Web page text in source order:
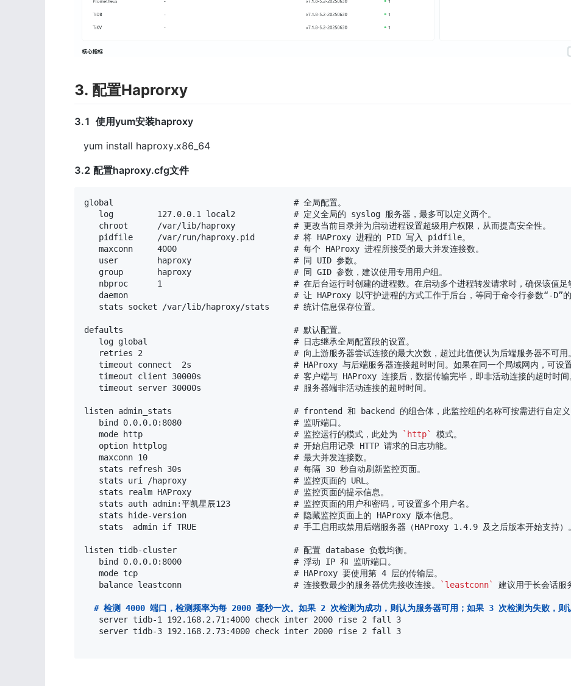
3. 配置Haprorxy
3.1  使用yum安装haproxy
   yum install haproxy.x86_64
3.2 配置haproxy.cfg文件
global                                     # 全局配置。
   log         127.0.0.1 local2            # 定义全局的 syslog 服务器，最多可以定义两个。
   chroot      /var/lib/haproxy            # 更改当前目录并为启动进程设置超级用户权限，从而提高安全性。
   pidfile     /var/run/haproxy.pid        # 将 HAProxy 进程的 PID 写入 pidfile。
   maxconn     4000                        # 每个 HAProxy 进程所接受的最大并发连接数。
   user        haproxy                     # 同 UID 参数。
   group       haproxy                     # 同 GID 参数，建议使用专用用户组。
nbproc      1                           # 在后台运行时创建的进程数。在启动多个进程转发请求时，确保该值足
daemon                                  # 让 HAProxy 以守护进程的方式工作于后台，等同于命令行参数“-D”的
   stats socket /var/lib/haproxy/stats     # 统计信息保存位置。
defaults                                   # 默认配置。
   log global                              # 日志继承全局配置段的设置。
   retries 2                               # 向上游服务器尝试连接的最大次数，超过此值便认为后端服务器不可用。
timeout connect  2s                     # HAProxy 与后端服务器连接超时时间。如果在同一个局域网内，可设置
timeout client 30000s                   # 客户端与 HAProxy 连接后，数据传输完毕，即非活动连接的超时时间
   timeout server 30000s                   # 服务器端非活动连接的超时时间。
listen admin_stats                         # frontend 和 backend 的组合体，此监控组的名称可按需进行自定义
   bind 0.0.0.0:8080                       # 监听端口。
   mode http                               # 监控运行的模式，此处为
`http`
模式。
   option httplog                          # 开始启用记录 HTTP 请求的日志功能。
   maxconn 10                              # 最大并发连接数。
   stats refresh 30s                       # 每隔 30 秒自动刷新监控页面。
   stats uri /haproxy                      # 监控页面的 URL。
   stats realm HAProxy                     # 监控页面的提示信息。
   stats auth admin:平凯星辰123             # 监控页面的用户和密码，可设置多个用户名。
   stats hide-version                      # 隐藏监控页面上的 HAProxy 版本信息。
   stats  admin if TRUE                    # 手工启用或禁用后端服务器（HAProxy 1.4.9 及之后版本开始支持）。
listen tidb-cluster                        # 配置 database 负载均衡。
   bind 0.0.0.0:8000                       # 浮动 IP 和 监听端口。
   mode tcp                                # HAProxy 要使用第 4 层的传输层。
   balance leastconn                       # 连接数最少的服务器优先接收连接。
`leastconn` 建议用于长会话服
# 检测 4000 端口，检测频率为每 2000 毫秒一次。如果 2 次检测为成功，则认为服务器可用；如果 3 次检测为失败，则
   server tidb-1 192.168.2.71:4000 check inter 2000 rise 2 fall 3
   server tidb-3 192.168.2.73:4000 check inter 2000 rise 2 fall 3